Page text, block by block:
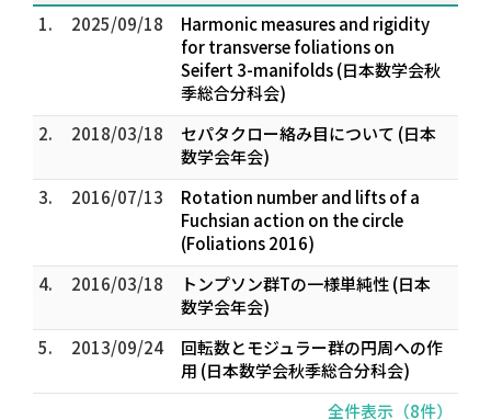
1.
2025/09/18
Harmonic measures and rigidity
for transverse foliations on
Seifert 3-manifolds (日本数学会秋
季総合分科会)
2.
2018/03/18
セパタクロー絡み目について (日本
数学会年会)
3.
2016/07/13
Rotation number and lifts of a
Fuchsian action on the circle
(Foliations 2016)
4.
2016/03/18
トンプソン群Tの一様単純性 (日本
数学会年会)
5.
2013/09/24
回転数とモジュラー群の円周への作
用 (日本数学会秋季総合分科会)
全件表示（8件）